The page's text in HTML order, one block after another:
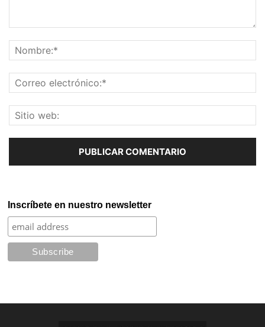
Inscríbete en nuestro newsletter